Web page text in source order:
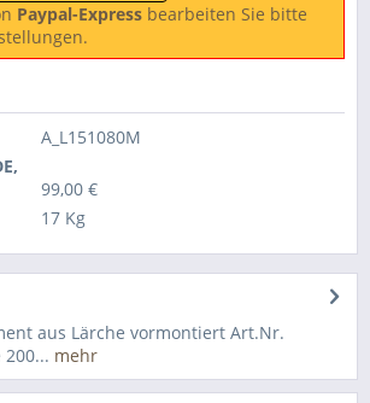
Paypal-Express bearbeiten Sie bitte
A_L151080M
99,00 €
17 Kg
aus Lärche vormontiert Art.Nr.
200... mehr